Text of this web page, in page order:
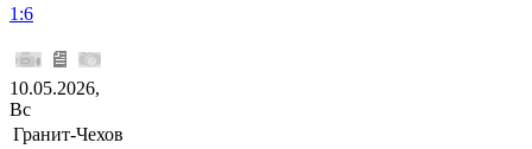
1:6
10.05.2026,
Вс
Гранит-Чехов